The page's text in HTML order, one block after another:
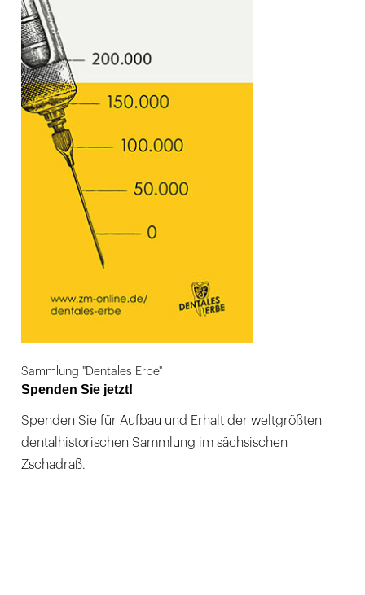
Sammlung "Dentales Erbe"
Spenden Sie jetzt!
Spenden Sie für Aufbau und Erhalt der weltgrößten
dentalhistorischen Sammlung im sächsischen
Zschadraß.